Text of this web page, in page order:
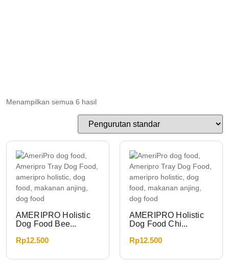
Menampilkan semua 6 hasil
AMERIPRO Holistic
Dog Food Bee...
Rp12.500
AMERIPRO Holistic
Dog Food Chi...
Rp12.500